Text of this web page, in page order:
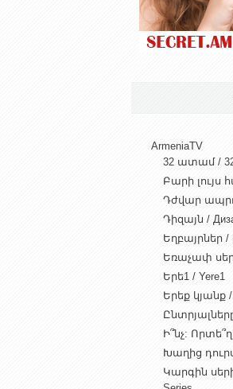
ArmeniaTV
32 ատամ / 32
Բարի լույս
Դժվար
Դիզայն /
Եղբայրներ /
Եռաչափ սեր
Երե1 / Yere1
Երեք կյանք /
Ի՞նչ:
Խաղից
Կարգին